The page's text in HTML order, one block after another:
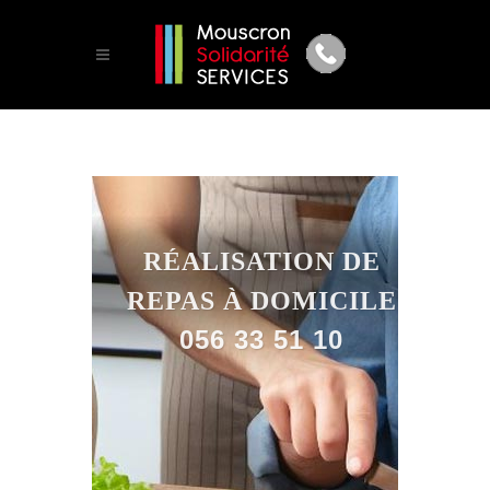
RÉALISATION DE
REPAS À DOMICILE
056 33 51 10